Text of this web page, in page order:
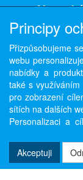
Ako
Doprava a
Obchodné
Ochrana
Odstúpenie
Copyright ©
Principy
Přizpůsobujeme
webu
nabídky a
také s
pro zobrazení
sítích na dalších
Personalizaci a
Akceptuji